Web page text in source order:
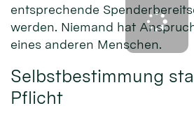
entsprechende
werden. Niemand hat
eines anderen Menschen.
Selbstbestimmung
Pflicht